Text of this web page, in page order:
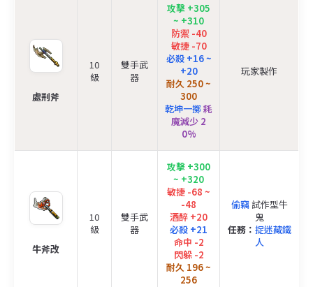
處刑斧
10
級
雙手武
器
攻擊 +305
~ +310
防禦 -40
敏捷 -70
必殺 +16 ~
+20
耐久 250 ~
300
乾坤一擲 耗
魔減少 2
0%
玩家製作
牛斧改
10
級
雙手武
器
攻擊 +300
~ +320
敏捷 -68 ~
-48
酒醉 +20
必殺 +21
命中 -2
閃躲 -2
耐久 196 ~
256
偷竊試作型牛
鬼
任務： 捉迷藏鐵
人